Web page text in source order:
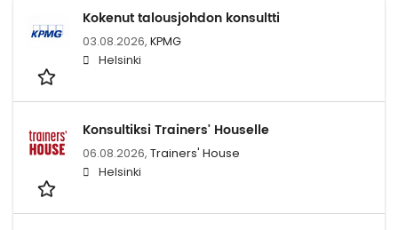
Kokenut talousjohdon konsultti
03.08.2026, KPMG
Helsinki
Konsultiksi Trainers' Houselle
06.08.2026, Trainers' House
Helsinki